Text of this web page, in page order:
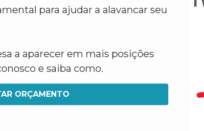
para ajudar a alavancar seu
a aparecer em mais posições
e saiba como.
ORÇAMENTO